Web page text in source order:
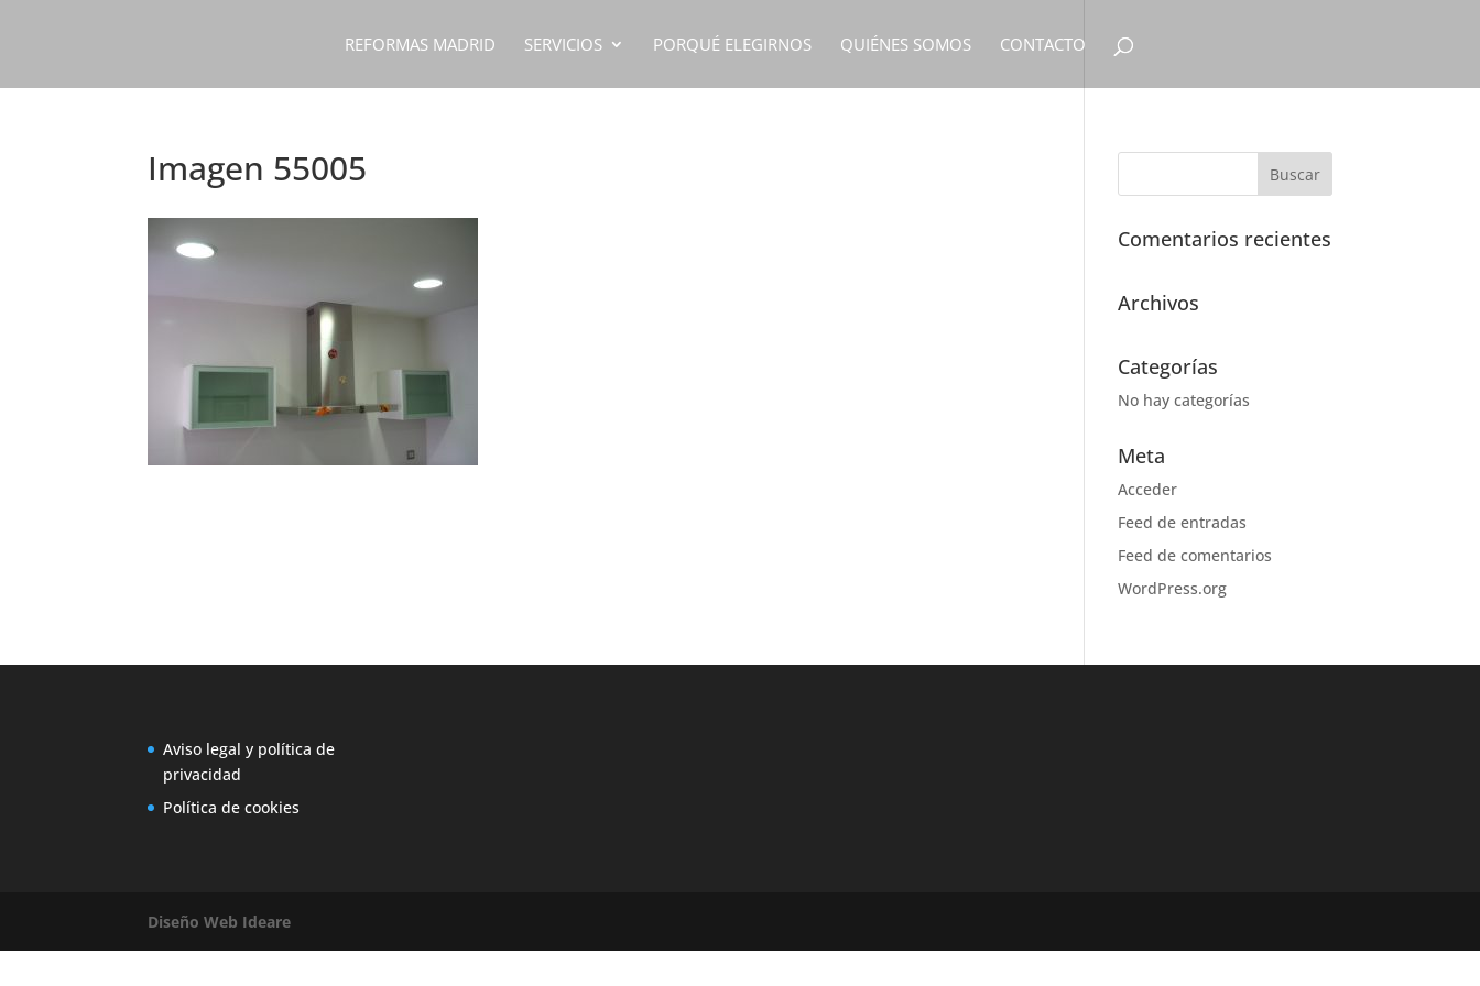
REFORMAS MADRID SERVICIOS PORQUÉ ELEGIRNOS QUIÉNES SOMOS CONTACTO
Imagen 55005
Comentarios recientes
Archivos
Categorías
No hay categorías
Meta
Acceder
Feed de entradas
Feed de comentarios
WordPress.org
Aviso legal y política de
privacidad
Política de cookies
Diseño Web Ideare